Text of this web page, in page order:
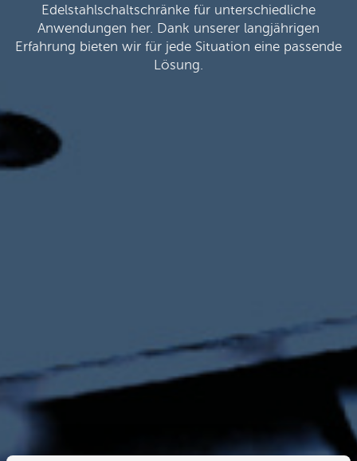
Edelstahlschaltschränke für unterschiedliche
Anwendungen her. Dank unserer langjährigen
Erfahrung bieten wir für jede Situation eine passende
Lösung.